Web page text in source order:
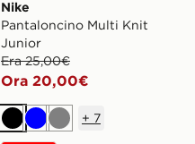
Nike
Pantaloncino Multi Knit
Junior
Era 25,00€
Ora 20,00€
NeroBluGrigio
+ 7